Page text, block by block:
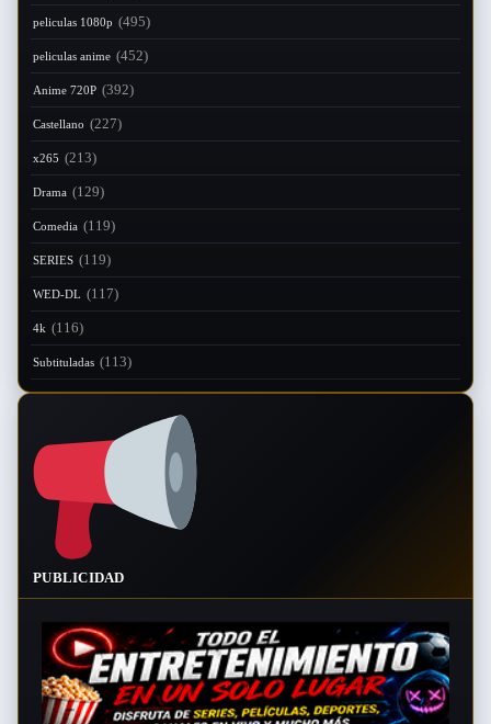
peliculas 1080p (495)
peliculas anime (452)
Anime 720P (392)
Castellano (227)
x265 (213)
Drama (129)
Comedia (119)
SERIES (119)
WED-DL (117)
4k (116)
Subtituladas (113)
PUBLICIDAD